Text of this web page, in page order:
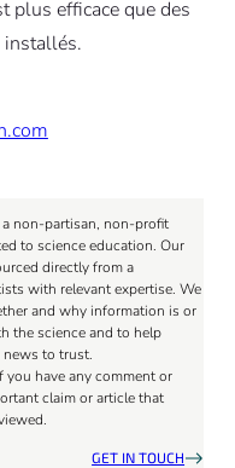
plus efficace que des
installés.
a non-partisan, non-profit
to science education. Our
directly from a
with relevant expertise. We
and why information is or
the science and to help
to trust.
you have any comment or
claim or article that
GET IN TOUCH